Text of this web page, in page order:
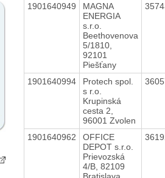
1901640949
MAGNA
ENERGIA
s.r.o.
Beethovenova
5/1810,
92101
Piešťany
1901640994
Protech spol.
s r.o.
Krupinská
cesta 2,
96001 Zvolen
1901640962
OFFICE
DEPOT s.r.o.
Prievozská
4/B, 82109